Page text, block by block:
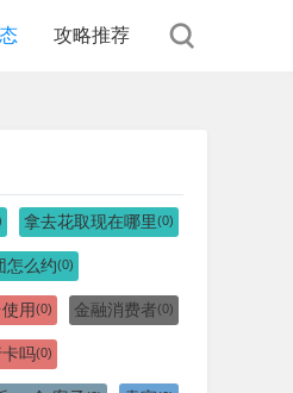
攻略推荐
拿去花取现在哪里(0)
怎么约(0)
用(0) 金融消费者(0)
吗(0)